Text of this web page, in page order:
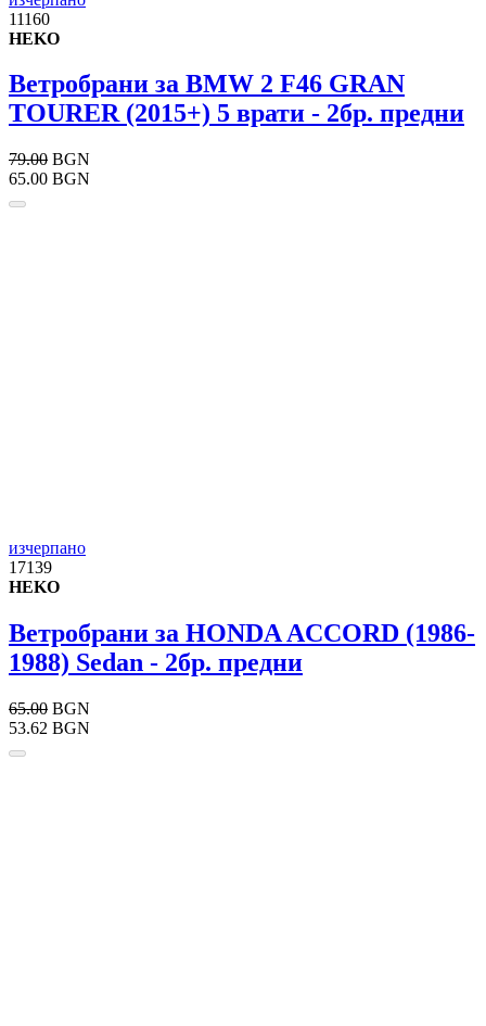
11160
HEKO
Ветробрани за BMW 2 F46 GRAN
TOURER (2015+) 5 врати - 2бр. предни
79.00 BGN
65.00 BGN
изчерпано
17139
HEKO
Ветробрани за HONDA ACCORD (1986-
1988) Sedan - 2бр. предни
65.00 BGN
53.62 BGN